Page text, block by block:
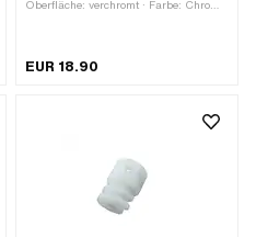
Oberfläche: verchromt · Farbe: Chrom ·
EUR 18.90